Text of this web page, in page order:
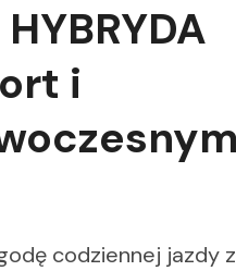
i
codziennej jazdy z